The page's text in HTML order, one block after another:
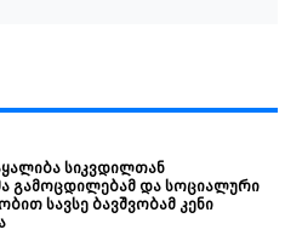
სიკვდილთან
გამოცდილებამ და სოციალური
სავსე ბავშვობამ კენი